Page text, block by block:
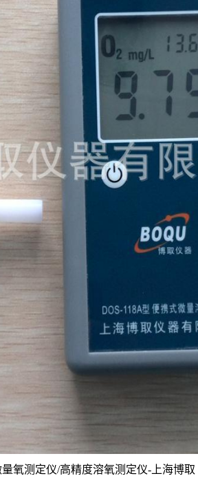
氧测定仪/高精度溶氧测定仪-上海博取